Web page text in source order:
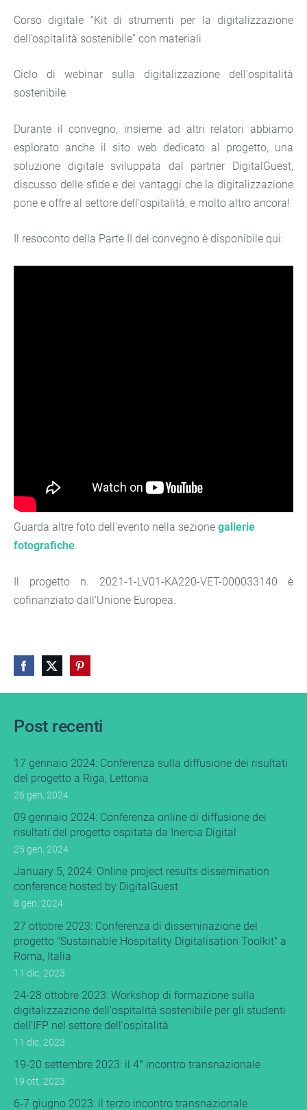
Post recenti
17 gennaio 2024: Conferenza sulla diffusione dei risultati
del progetto a Riga, Lettonia
26 gen, 2024
09 gennaio 2024: Conferenza online di diffusione dei
risultati del progetto ospitata da Inercia Digital
25 gen, 2024
January 5, 2024: Online project results dissemination
conference hosted by DigitalGuest
8 gen, 2024
27 ottobre 2023: Conferenza di disseminazione del
progetto "Sustainable Hospitality Digitalisation Toolkit" a
Roma, Italia
11 dic, 2023
24-28 ottobre 2023: Workshop di formazione sulla
digitalizzazione dell'ospitalità sostenibile per gli studenti
dell'IFP nel settore dell'ospitalità
11 dic, 2023
19-20 settembre 2023: il 4° incontro transnazionale
19 ott, 2023
6-7 giugno 2023: il terzo incontro transnazionale
Corso digitale “Kit di strumenti per la digitalizzazione
dell’ospitalità sostenibile” con materiali
Ciclo di webinar sulla digitalizzazione dell'ospitalità
sostenibile
Durante il convegno, insieme ad altri relatori abbiamo
esplorato anche il sito web dedicato al progetto, una
soluzione digitale sviluppata dal partner DigitalGuest,
discusso delle sfide e dei vantaggi che la digitalizzazione
pone e offre al settore dell'ospitalità, e molto altro ancora!
Il resoconto della Parte II del convegno è disponibile qui:
Guarda altre foto dell'evento nella sezione gallerie
fotografiche.
Il progetto n. 2021-1-LV01-KA220-VET-000033140 è
cofinanziato dall'Unione Europea.